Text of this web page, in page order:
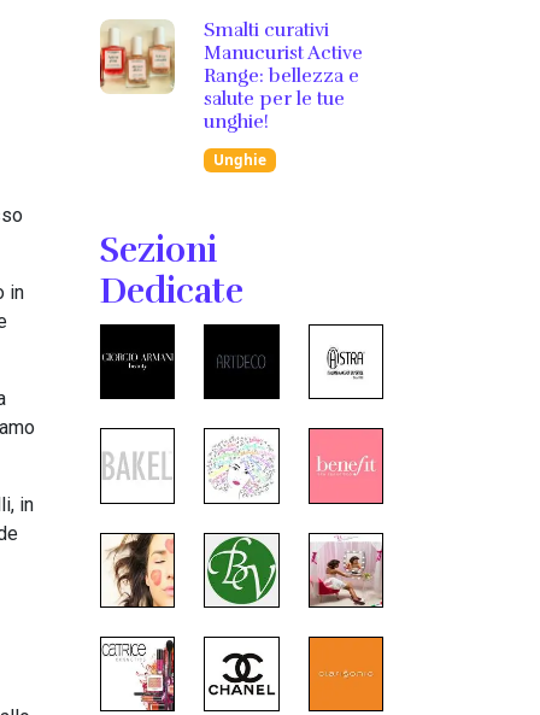
in
in
Smalti curativi
Manucurist Active
Range: bellezza e
salute per le tue
unghie!
Unghie
Sezioni
Dedicate